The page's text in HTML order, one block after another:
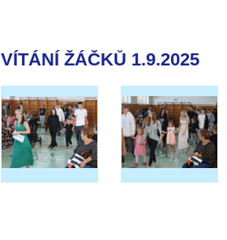
VÍTÁNÍ ŽÁČKŮ 1.9.2025